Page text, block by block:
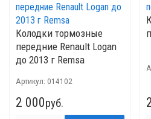
Колодки тормозные
передние Renault Logan
до 2013 г Remsa
Артикул: 014102
2 000руб.